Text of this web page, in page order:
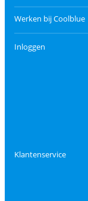
Werken bij Coolblue
Inloggen
Klantenservice